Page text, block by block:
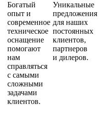
Богатый
опыт и
современное
техническое
оснащение
помогают
нам
справляться
с самыми
сложными
задачами
клиентов.
Уникальные
предложения
для наших
постоянных
клиентов,
партнеров
и дилеров.